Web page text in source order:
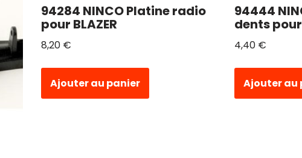
94284 NINCO Platine radio
pour BLAZER
8,20 €
Ajouter au panier
94444
dents
4,40 €
Ajouter au